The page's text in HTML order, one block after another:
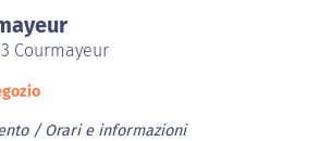
Courmayeur
Orari e informazioni